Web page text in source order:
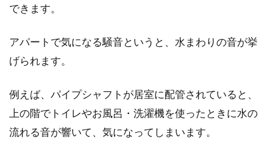
できます。
アパートで気になる騒音というと、水まわりの音が挙
げられます。
例えば、パイプシャフトが居室に配管されていると、
上の階でトイレやお風呂・洗濯機を使ったときに水の
流れる音が響いて、気になってしまいます。